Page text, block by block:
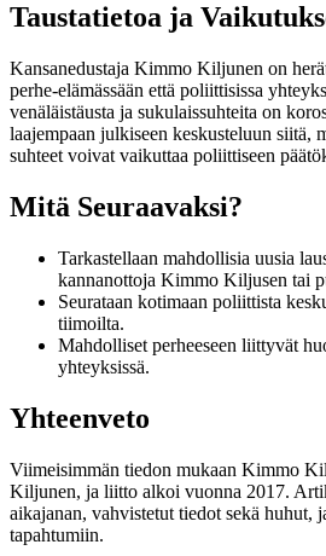
Taustatietoa ja
Kansanedustaja Kimmo Kiljunen on
perhe-elämässään että poliittisissa
venäläistäusta ja sukulaissuhteita on
laajempaan julkiseen keskusteluun siitä,
suhteet voivat vaikuttaa poliittiseen
Mitä Seuraavaksi?
Tarkastellaan mahdollisia uusia
kannanottoja Kimmo Kiljusen tai
Seurataan kotimaan poliittista
tiimoilta.
Mahdolliset perheeseen liittyvät
yhteyksissä.
Yhteenveto
Viimeisimmän tiedon mukaan Kimmo
Kiljunen, ja liitto alkoi vuonna 2017.
aikajanan, vahvistetut tiedot sekä huhut,
tapahtumiin.